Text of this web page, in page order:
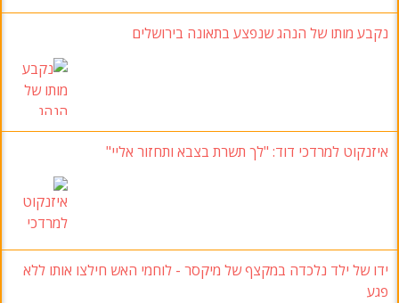
נקבע מותו של הנהג שנפצע בתאונה בירושלים
איזנקוט למרדכי דוד: "לך תשרת בצבא ותחזור אליי"
ידו של ילד נלכדה במקצף של מיקסר - לוחמי האש חילצו אותו ללא
פגע